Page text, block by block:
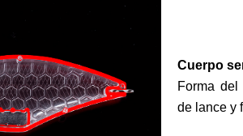
Cuerpo
Forma
de lance y